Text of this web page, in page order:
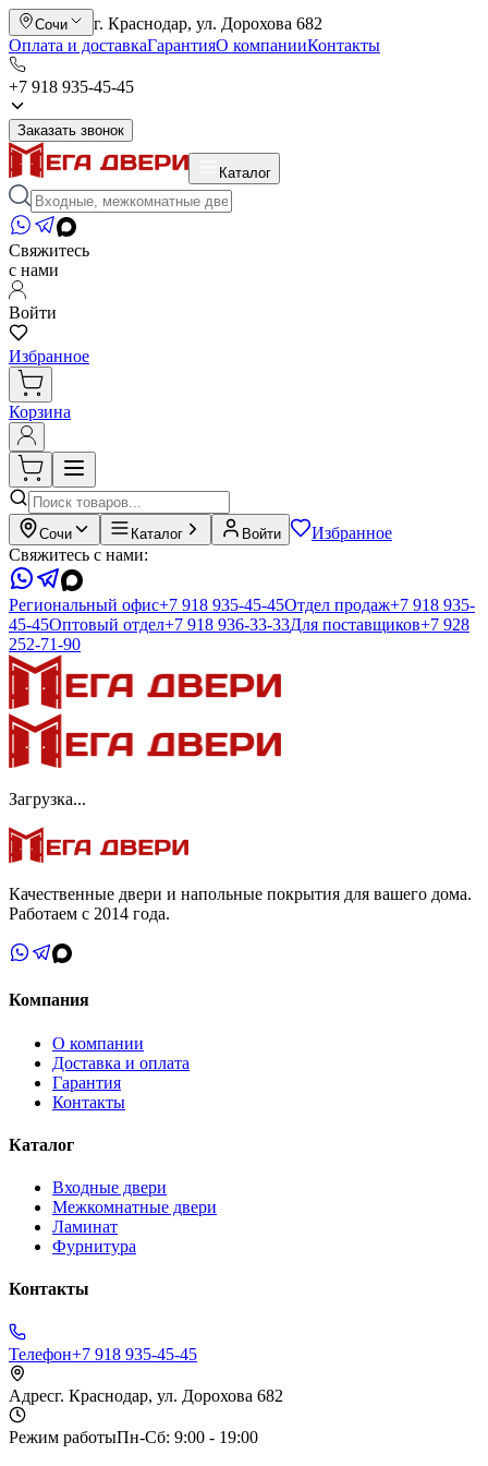
Сочи
г. Краснодар, ул. Дорохова 682
Оплата и доставкаГарантияО компанииКонтакты
+7 918 935-45-45
Заказать звонок
Каталог
Свяжитесь
с нами
Войти
Избранное
Корзина
Сочи Каталог Войти
Избранное
Свяжитесь с нами:
Региональный офис+7 918 935-45-45Отдел продаж+7 918 935-
45-45Оптовый отдел+7 918 936-33-33Для поставщиков+7 928
252-71-90
Загрузка...
Качественные двери и напольные покрытия для вашего дома.
Работаем с 2014 года.
Компания
О компании
Доставка и оплата
Гарантия
Контакты
Каталог
Входные двери
Межкомнатные двери
Ламинат
Фурнитура
Контакты
Телефон+7 918 935-45-45
Адресг. Краснодар, ул. Дорохова 682
Режим работыПн-Сб: 9:00 - 19:00